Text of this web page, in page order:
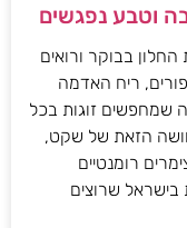
וטבע נפגשים
בבוקר ורואים
ריח האדמה
שמחפשים זוגות בכל
הזאת של שקט,
רומנטיים
בישראל שרוצים